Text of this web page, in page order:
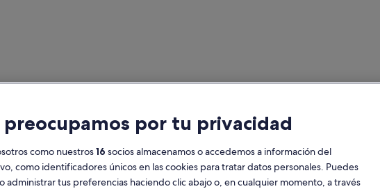
alquileres que aceptan
disponibilidad
Fechas
Huéspedes
2 huéspedes
preocupamos por tu privacidad
como nuestros16 socios almacenamos o accedemos a información del
como identificadores únicos en las cookies para tratar datos personales. Puedes
administrar tus preferencias haciendo clic abajo o, en cualquier momento, a través